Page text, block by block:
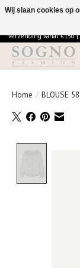
Ontdek de elegantie
verzending vanaf €150
Home / BLOUSE
Wij slaan cookies op